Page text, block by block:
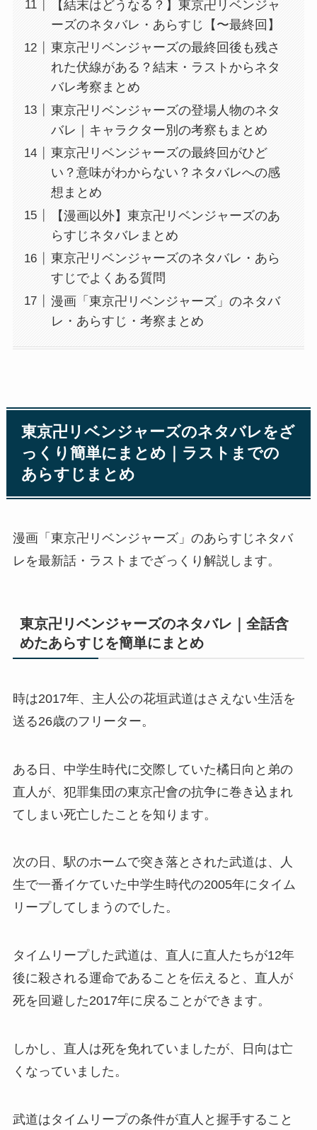
【結末はどうなる？】東京卍リベンジャ
ーズのネタバレ・あらすじ【〜最終回】
東京卍リベンジャーズの最終回後も残さ
れた伏線がある？結末・ラストからネタ
バレ考察まとめ
東京卍リベンジャーズの登場人物のネタ
バレ｜キャラクター別の考察もまとめ
東京卍リベンジャーズの最終回がひど
い？意味がわからない？ネタバレへの感
想まとめ
【漫画以外】東京卍リベンジャーズのあ
らすじネタバレまとめ
東京卍リベンジャーズのネタバレ・あら
すじでよくある質問
漫画「東京卍リベンジャーズ」のネタバ
レ・あらすじ・考察まとめ
東京卍リベンジャーズのネタバレをざ
っくり簡単にまとめ｜ラストまでの
あらすじまとめ
漫画「東京卍リベンジャーズ」のあらすじネタバ
レを最新話・ラストまでざっくり解説します。
東京卍リベンジャーズのネタバレ｜全話含
めたあらすじを簡単にまとめ
時は2017年、主人公の花垣武道はさえない生活を
送る26歳のフリーター。
ある日、中学生時代に交際していた橘日向と弟の
直人が、犯罪集団の東京卍會の抗争に巻き込まれ
てしまい死亡したことを知ります。
次の日、駅のホームで突き落とされた武道は、人
生で一番イケていた中学生時代の2005年にタイム
リープしてしまうのでした。
タイムリープした武道は、直人に直人たちが12年
後に殺される運命であることを伝えると、直人が
死を回避した2017年に戻ることができます。
しかし、直人は死を免れていましたが、日向は亡
くなっていました。
武道はタイムリープの条件が直人と握手すること